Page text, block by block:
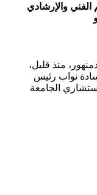
والإرشادي
منذ قليل،
نواب رئيس
الجامعة